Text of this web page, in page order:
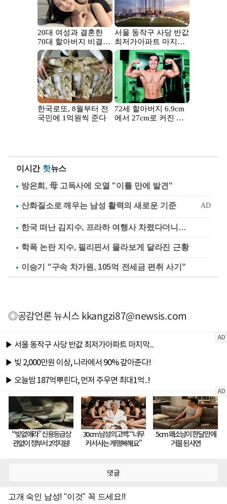
이시간 핫뉴스
방은희, 母 고독사에 오열 "이틀 만에 발견"
한국 떠난 김지수, 프라하 여행사 차렸다더니…
학폭 논란 지수, 필리핀서 몰라보게 달라진 근황
이승기 "구속 차가원, 105억 전세금 편취 사기"
◎공감언론 뉴시스kkangzi87@newsis.com
댓글